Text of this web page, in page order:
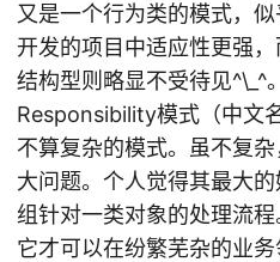
又是一个行为类的模式，
开发的项目中适应性更强
结构型则略显不受待见^\_^
Responsibility模式（中文
不算复杂的模式。虽不复
大问题。个人觉得其最大
组针对一类对象的处理流程
它才可以在纷繁芜杂的业